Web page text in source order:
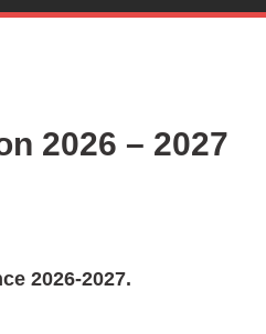
2026 – 2027
2026-2027.